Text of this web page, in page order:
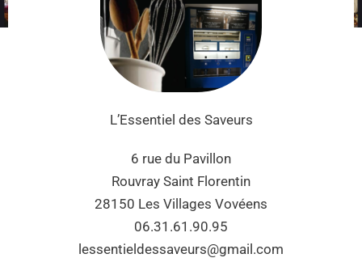
L’Essentiel des Saveurs
6 rue du Pavillon
Rouvray Saint Florentin
28150 Les Villages Vovéens
06.31.61.90.95
lessentieldessaveurs@gmail.com